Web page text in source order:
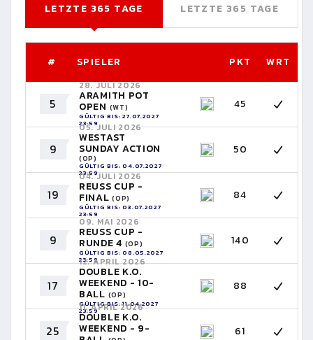
LETZTE 365 TAGE
LETZTE 365 TAGE
# SPIELER PKT WRT
5
28. JULI 2026
ARAMITH POT
OPEN (WT)
GÜLTIG BIS: 27.07.2027
23:59
45
9
05. JULI 2026
WESTAST
SUNDAY ACTION
(OP)
GÜLTIG BIS: 04.07.2027
23:59
50
19
04. JULI 2026
REUSS CUP -
FINAL(OP)
GÜLTIG BIS: 03.07.2027
23:59
84
9
09. MAI 2026
REUSS CUP -
RUNDE 4 (OP)
GÜLTIG BIS: 08.05.2027
23:59
140
17
12. APRIL 2026
DOUBLE K.O.
WEEKEND - 10-
BALL (OP)
GÜLTIG BIS: 11.04.2027
23:59
88
25
11. APRIL 2026
DOUBLE K.O.
WEEKEND - 9- 61